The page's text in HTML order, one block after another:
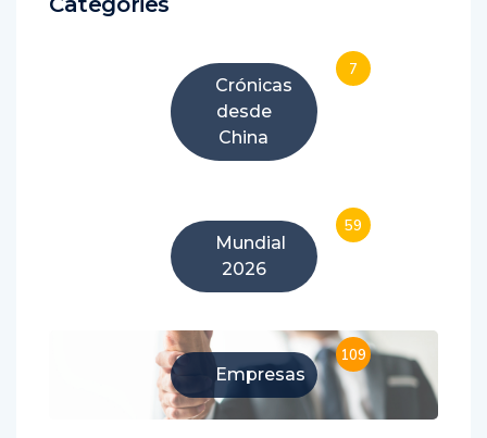
Crónicas
desde
China
7
Mundial
2026
59
Empresas
109